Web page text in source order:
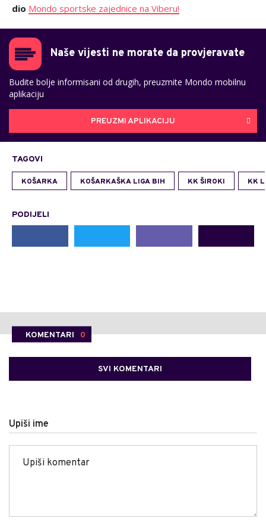
dio Mondo sportske zajednice na Viberu!
Naše vijesti ne morate da provjeravate
Budite bolje informisani od drugih, preuzmite Mondo mobilnu
aplikaciju
PREUZMI APLIKACIJU
TAGOVI
KOŠARKA KOŠARKAŠKA LIGA BIH KK ŠIROKI KK
PODIJELI
KOMENTARI 0
SVI KOMENTARI
Upiši ime